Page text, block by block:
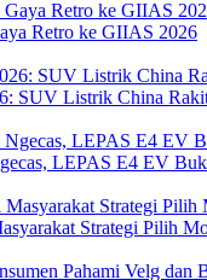
Retro ke GIIAS 2026
SUV Listrik China
LEPAS E4 EV
Strategi Pilih